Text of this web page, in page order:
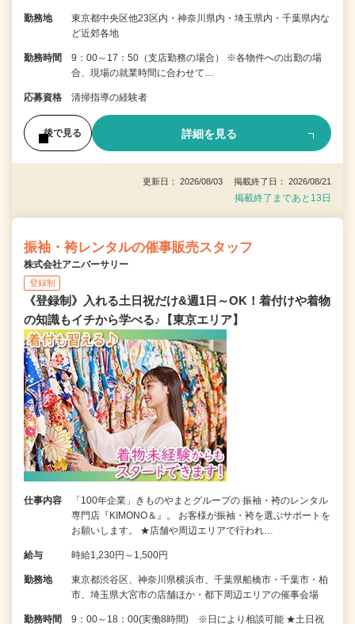
勤務地
東京都中央区他23区内・神奈川県内・埼玉県内・千葉県内な
ど近郊各地
勤務時間
9：00～17：50（支店勤務の場合） ※各物件への出勤の場
合、現場の就業時間に合わせて…
応募資格 清掃指導の経験者
後で見る 詳細を見る
更新日： 2026/08/03 掲載終了日： 2026/08/21
掲載終了まであと13日
振袖・袴レンタルの催事販売スタッフ
株式会社アニバーサリー
登録制
《登録制》入れる土日祝だけ&週1日～OK！着付けや着物
の知識もイチから学べる♪【東京エリア】
仕事内容
「100年企業」きものやまとグループの 振袖・袴のレンタル
専門店『KIMONO＆』。 お客様が振袖・袴を選ぶサポートを
お願いします。 ★店舗や周辺エリアで行われ…
給与 時給1,230円～1,500円
勤務地
東京都渋谷区、神奈川県横浜市、千葉県船橋市・千葉市・柏
市、埼玉県大宮市の店舗ほか・都下周辺エリアの催事会場
勤務時間
9：00～18：00(実働8時間) ※日により相談可能 ★土日祝